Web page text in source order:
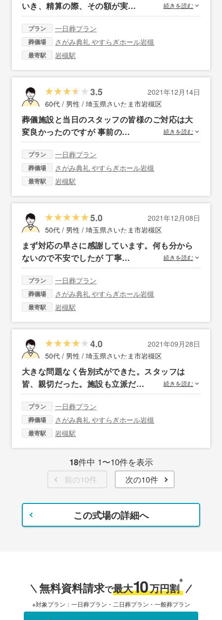
いき、精算の際、その額が実… 続きを読む
プラン 一日葬プラン
葬儀場 さがみ典礼 やすらぎホール岩槻
最寄駅 岩槻駅
3.5
2021年12月14日
60代 / 男性 / 埼玉県さいたま市岩槻区
葬儀施設と当日のスタッフの皆様のご対応は大
変良かったのですが 事前の…
続きを読む
プラン 一日葬プラン
葬儀場 さがみ典礼 やすらぎホール岩槻
最寄駅 岩槻駅
5.0
2021年12月08日
50代 / 男性 / 埼玉県さいたま市岩槻区
まず対応の早さに感謝しています。何も分から
ないので不安でしたが 丁寧…
続きを読む
プラン 一日葬プラン
葬儀場 さがみ典礼 やすらぎホール岩槻
最寄駅 岩槻駅
4.0
2021年09月28日
50代 / 男性 / 埼玉県さいたま市岩槻区
大きな問題なく告別式ができた。スタッフは
皆、親切だった。施設も立派だ…
続きを読む
プラン 一日葬プラン
葬儀場 さがみ典礼 やすらぎホール岩槻
最寄駅 岩槻駅
18件中 1〜10件を表示
前の10件 次の10件
この式場の詳細へ
無料資料請求で最大10万円割
※
※対象プラン：一日葬プラン・二日葬プラン・一般葬プラン